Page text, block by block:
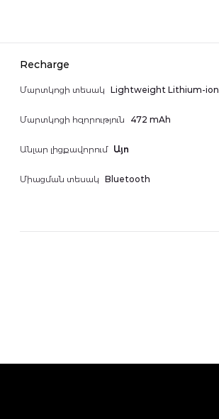
Recharge
Մարտկոցի տեսակ Lightweight Lithium-ion
Մարտկոցի հզորություն 472 mAh
Անլար լիցքավորում Այո
Միացման տեսակ Bluetooth